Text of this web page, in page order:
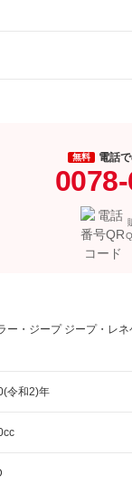
無料 電話
ー・ジープ ジープ・レ
令和2)年